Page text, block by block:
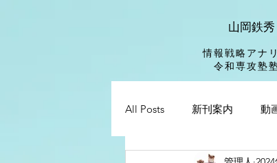
山岡鉄秀
情報戦略アナ
令和専攻塾
All Posts 新刊案内 動